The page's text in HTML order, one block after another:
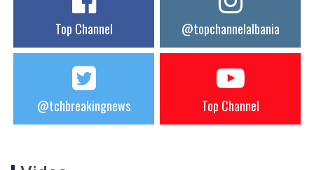
Top Channel @topchannelalbania
@tchbreakingnews Top Channel